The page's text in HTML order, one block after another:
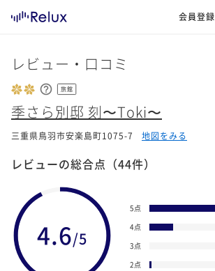
会員登録
レビュー・口コミ
旅館
季さら別邸 刻〜Toki〜
三重県鳥羽市安楽島町1075-7 地図をみる
レビューの総合点 （44件）
4.6/5
5点
4点
3点
2点